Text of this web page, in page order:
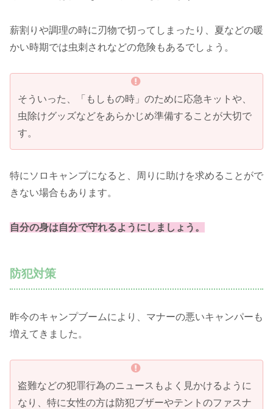
薪割りや調理の時に刃物で切ってしまったり、夏などの暖
かい時期では虫刺されなどの危険もあるでしょう。
そういった、「もしもの時」のために応急キットや、
虫除けグッズなどをあらかじめ準備することが大切で
す。
特にソロキャンプになると、周りに助けを求めることがで
きない場合もあります。
自分の身は自分で守れるようにしましょう。
防犯対策
昨今のキャンプブームにより、マナーの悪いキャンパーも
増えてきました。
盗難などの犯罪行為のニュースもよく見かけるように
なり、特に女性の方は防犯ブザーやテントのファスナ